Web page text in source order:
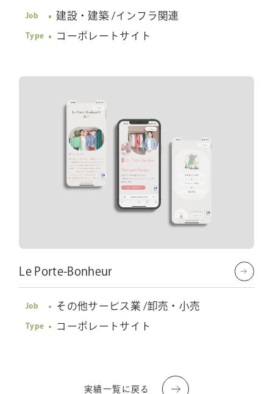
Job 建設・建築 /インフラ関連
Type コーポレートサイト
Le Porte-Bonheur
Job その他サービス業 /卸売・小売
Type コーポレートサイト
実績一覧に戻る